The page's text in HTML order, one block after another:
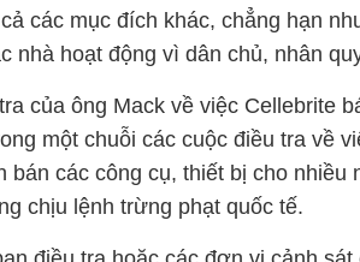
các mục đích khác, chẳng hạn
nhà hoạt động vì dân chủ, nhân
của ông Mack về việc Cellebrite
một chuỗi các cuộc điều tra về
bán các công cụ, thiết bị cho
chịu lệnh trừng phạt quốc tế.